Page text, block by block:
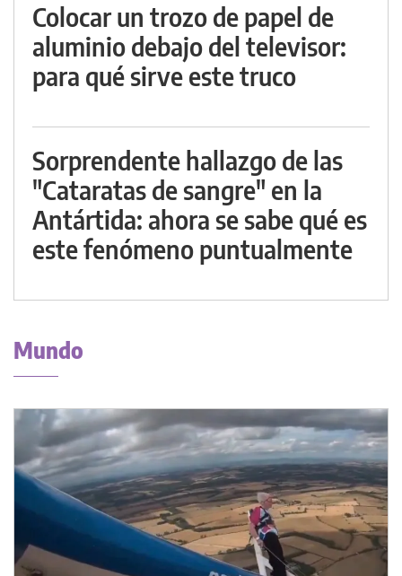
Colocar un trozo de papel de
aluminio debajo del televisor:
para qué sirve este truco
Sorprendente hallazgo de las
"Cataratas de sangre" en la
Antártida: ahora se sabe qué es
este fenómeno puntualmente
Mundo